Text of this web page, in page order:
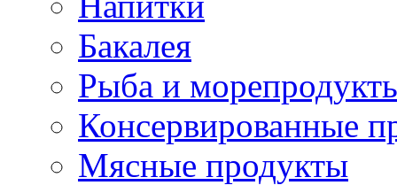
Бакалея
Рыба и
Консервированные
Мясные продукты